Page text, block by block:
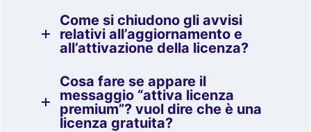
Come si chiudono gli avvisi
relativi all’aggiornamento e
all’attivazione della licenza?
Cosa fare se appare il
messaggio “attiva licenza
premium”? vuol dire che è una
licenza gratuita?